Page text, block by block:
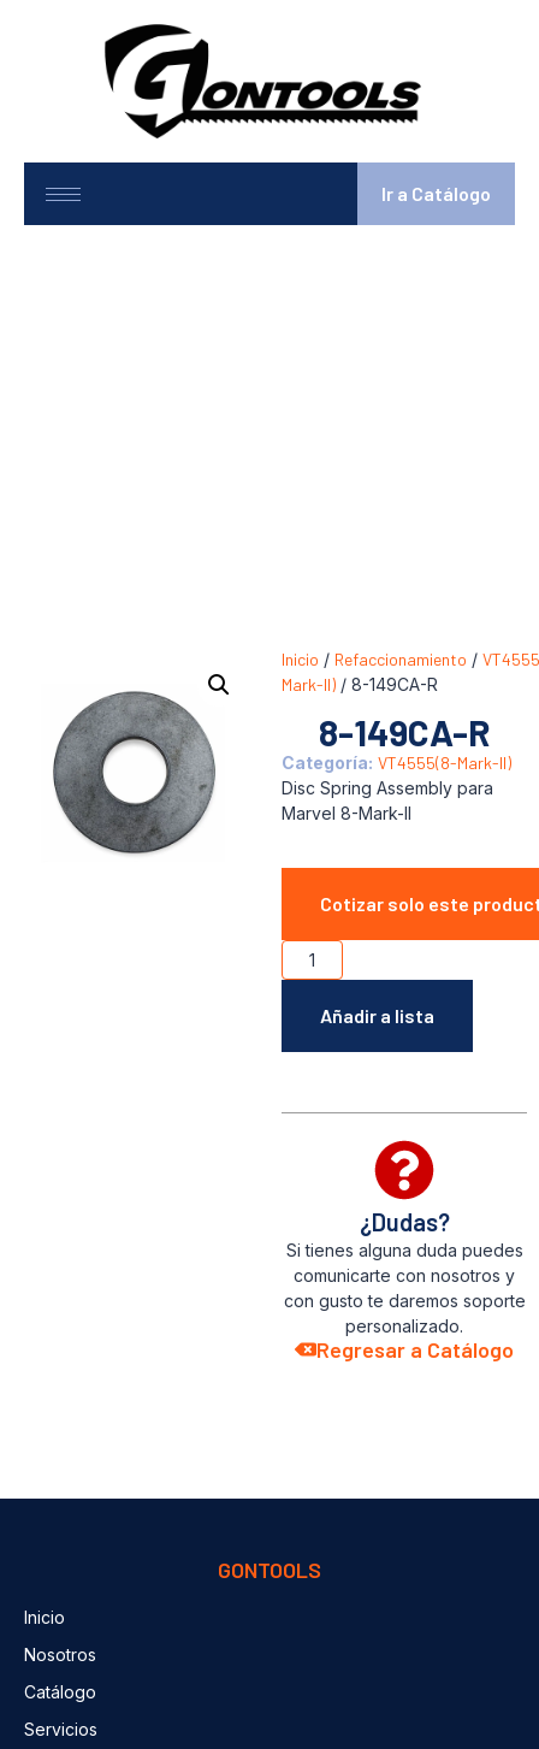
Ir a Catálogo
Inicio / Refaccionamiento /
Mark-II) / 8-149CA-R
8-149CA-R
Categoría: VT4555(8-Mark-II)
Disc Spring Assembly para
Marvel 8-Mark-II
Cotizar solo este
Añadir a lista
¿Dudas?
Si tienes alguna duda puedes
comunicarte con nosotros y
con gusto te daremos soporte
personalizado.
Regresar a Catálogo
GONTOOLS
Inicio
Nosotros
Catálogo
Servicios